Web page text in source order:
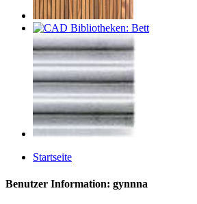
Startseite
Benutzer Information: gynnna